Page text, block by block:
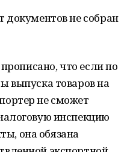
документов не собран
что если по
выпуска товаров на
не сможет
инспекцию
она обязана